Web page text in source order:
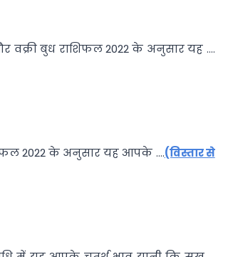
वक्री बुध राशिफल 2022 के अनुसार यह ….
2022 के अनुसार यह आपके ….(विस्तार से